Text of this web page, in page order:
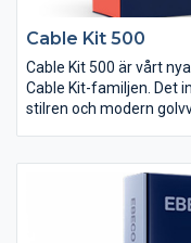
Cable Kit 500
Cable Kit 500 är vårt
Cable Kit-familjen. Det
stilren och modern